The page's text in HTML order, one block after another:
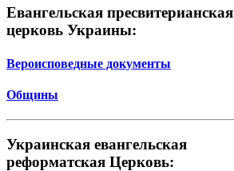
Евангельская пресвитерианская
церковь Украины:
Вероисповедные документы
Общины
Украинская евангельская
реформатская Церковь: